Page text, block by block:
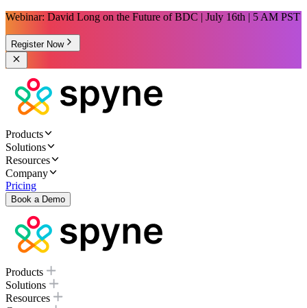
Webinar: David Long on the Future of BDC | July 16th | 5 AM PST
Register Now
Products
Solutions
Resources
Company
Pricing
Book a Demo
Products
Solutions
Resources